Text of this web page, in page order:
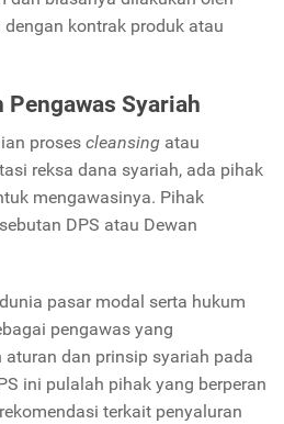
kontrak produk atau
Pengawas Syariah
proses cleansing atau
reksa dana syariah, ada pihak
mengawasinya. Pihak
DPS atau Dewan
pasar modal serta hukum
pengawas yang
dan prinsip syariah pada
ini pulalah pihak yang berperan
terkait penyaluran